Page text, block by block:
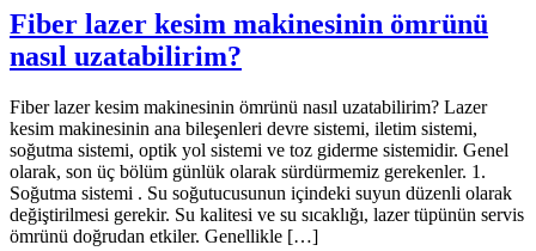
Fiber lazer kesim makinesinin ömrünü
nasıl uzatabilirim?
Fiber lazer kesim makinesinin ömrünü nasıl uzatabilirim? Lazer
kesim makinesinin ana bileşenleri devre sistemi, iletim sistemi,
soğutma sistemi, optik yol sistemi ve toz giderme sistemidir. Genel
olarak, son üç bölüm günlük olarak sürdürmemiz gerekenler. 1.
Soğutma sistemi . Su soğutucusunun içindeki suyun düzenli olarak
değiştirilmesi gerekir. Su kalitesi ve su sıcaklığı, lazer tüpünün servis
ömrünü doğrudan etkiler. Genellikle […]